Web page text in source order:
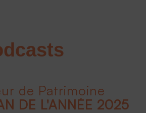
de Patrimoine
DE L'ANNÉE 2025